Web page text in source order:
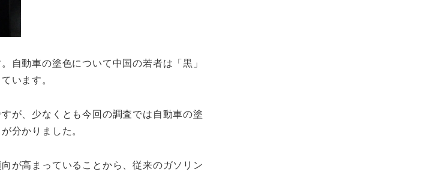
自動車の塗色について中国の若者は「黒」
います。
が、少なくとも今回の調査では自動車の塗
分かりました。
が高まっていることから、従来のガソリン